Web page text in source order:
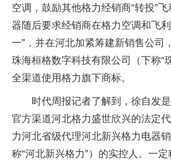
空调，鼓励其他格力经销商“转投”
器随后要求经销商在格力空调和飞
一”，并在河北加紧筹建新销售公司
珠海桓格数字科技有限公司（下称“
全渠道使用格力旗下商标。
时代周报记者了解到，徐自发
官方渠道河北格力盛世欣兴的法定
力河北省级代理河北新兴格力电器
称“河北新兴格力”）的实控人。一